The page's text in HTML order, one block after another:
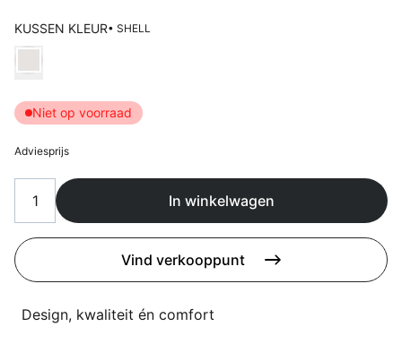
Flagship stores
Contact
3D modellen
Support
Nieuws
Events
Werken bij
KUSSEN KLEUR• SHELL
Niet op voorraad
Adviesprijs
In winkelwagen
Vind verkooppunt
Design, kwaliteit én comfort